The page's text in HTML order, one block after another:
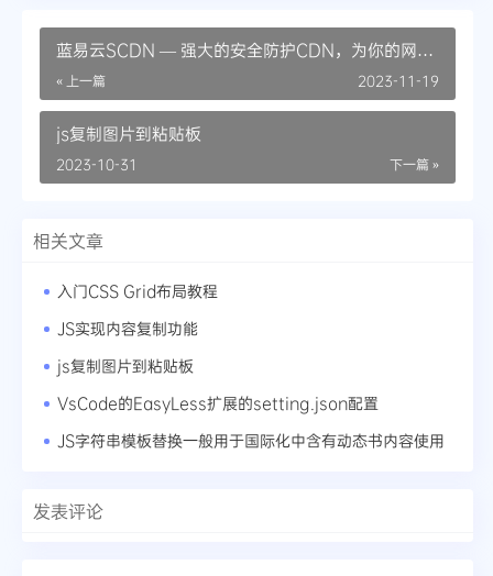
蓝易云SCDN — 强大的安全防护CDN，为你的网站
提供全方位防护！
« 上一篇 2023-11-19
js复制图片到粘贴板
下一篇 »
2023-10-31
相关文章
入门CSS Grid布局教程
JS实现内容复制功能
js复制图片到粘贴板
VsCode的EasyLess扩展的setting.json配置
JS字符串模板替换一般用于国际化中含有动态书内容使用
发表评论